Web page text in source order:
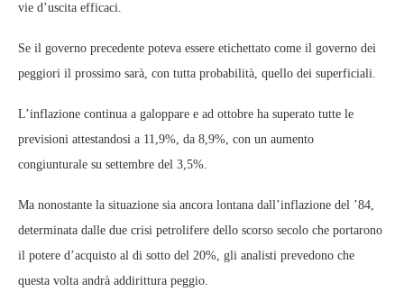
vie d’uscita efficaci.
Se il governo precedente poteva essere etichettato come il governo dei
peggiori il prossimo sarà, con tutta probabilità, quello dei superficiali.
L’inflazione continua a galoppare e ad ottobre ha superato tutte le
previsioni attestandosi a 11,9%, da 8,9%, con un aumento
congiunturale su settembre del 3,5%.
Ma nonostante la situazione sia ancora lontana dall’inflazione del ’84,
determinata dalle due crisi petrolifere dello scorso secolo che portarono
il potere d’acquisto al di sotto del 20%, gli analisti prevedono che
questa volta andrà addirittura peggio.